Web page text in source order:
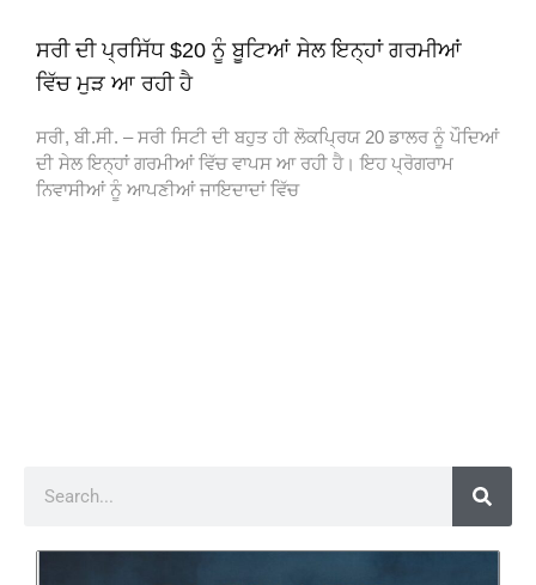
ਸਰੀ ਦੀ ਪ੍ਰਸਿੱਧ $20 ਨੂੰ ਬੂਟਿਆਂ ਸੇਲ ਇਨ੍ਹਾਂ ਗਰਮੀਆਂ
ਵਿੱਚ ਮੁੜ ਆ ਰਹੀ ਹੈ
ਸਰੀ, ਬੀ.ਸੀ. – ਸਰੀ ਸਿਟੀ ਦੀ ਬਹੁਤ ਹੀ ਲੋਕਪ੍ਰਿਯ 20 ਡਾਲਰ ਨੂੰ ਪੌਦਿਆਂ
ਦੀ ਸੇਲ ਇਨ੍ਹਾਂ ਗਰਮੀਆਂ ਵਿੱਚ ਵਾਪਸ ਆ ਰਹੀ ਹੈ। ਇਹ ਪ੍ਰੋਗਰਾਮ
ਨਿਵਾਸੀਆਂ ਨੂੰ ਆਪਣੀਆਂ ਜਾਇਦਾਦਾਂ ਵਿੱਚ